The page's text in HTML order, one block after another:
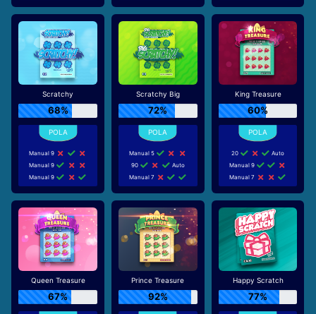
Scratchy
68%
Manual 9
Manual 9
Manual 9
Scratchy Big
72%
Manual 5
90
Auto
Manual 7
King Treasure
60%
20
Auto
Manual 9
Manual 7
Queen Treasure
67%
Prince Treasure
92%
Happy Scratch
77%